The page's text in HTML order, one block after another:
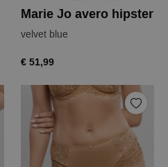
Marie Jo avero hipster
velvet blue
€ 51,99